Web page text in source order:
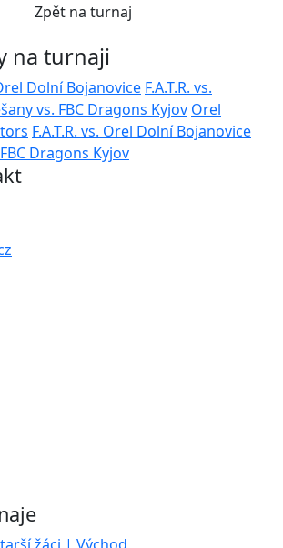
Zpět na turnaj
na turnaji
Dolní Bojanovice F.A.T.R. vs.
vs. FBC Dragons Kyjov Orel
F.A.T.R. vs. Orel Dolní Bojanovice
Dragons Kyjov